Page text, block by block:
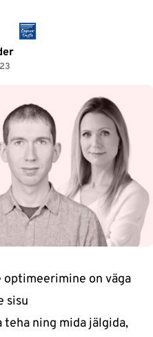
on väga
sisu
teha ning mida jälgida,